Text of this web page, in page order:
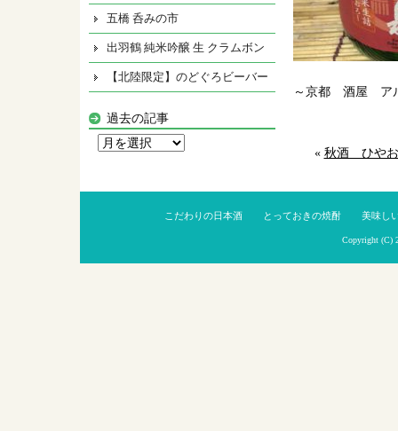
～京都 酒屋 ア
« 秋酒 ひや
五橋 呑みの市
出羽鶴 純米吟醸 生 クラムボン
【北陸限定】のどぐろビーバー
過去の記事
こだわりの日本酒 とっておきの焼酎 美味し
Copyright (C)